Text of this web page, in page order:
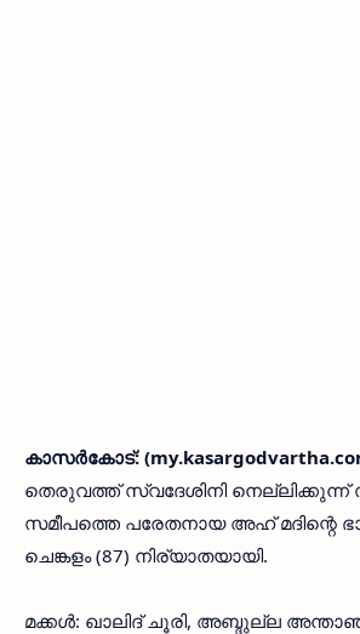
കാസര്‍കോട്:
തെരുവത്ത് സ്വദേശിനി നെല്ലിക്കുന്ന്
സമീപത്തെ പരേതനായ അഹ്
ചെങ്കളം (87) നിര്യാതയായി.
മക്കള്‍: ഖാലിദ് ചൂരി, അബ്ദുല്ല